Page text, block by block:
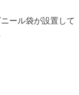
ール袋が設置して